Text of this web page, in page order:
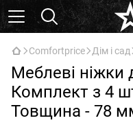
Comfortprice Дім і сад
Меблеві ніжки
Комплект з 4
Товщина - 78